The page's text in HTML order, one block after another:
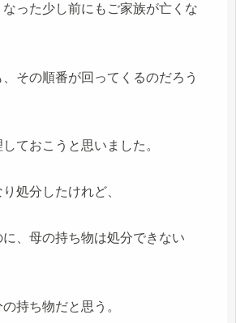
った少し前にもご家族が亡くな
その順番が回ってくるのだろう
ておこうと思いました。
処分したけれど、
、母の持ち物は処分できない
持ち物だと思う。